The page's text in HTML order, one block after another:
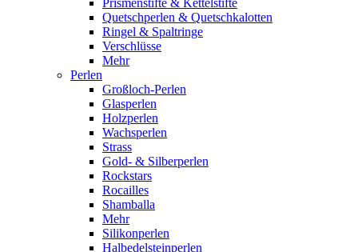
Prismenstifte & Kettelstifte
Quetschperlen & Quetschkalotten
Ringel & Spaltringe
Verschlüsse
Mehr
Perlen
Großloch-Perlen
Glasperlen
Holzperlen
Wachsperlen
Strass
Gold- & Silberperlen
Rockstars
Rocailles
Shamballa
Mehr
Silikonperlen
Halbedelsteinperlen